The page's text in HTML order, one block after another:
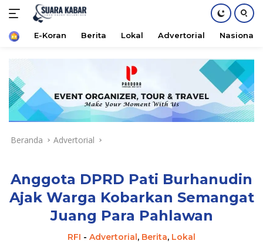
konten
HomeE-Koran Berita Lokal Advertorial Nasional
Beranda Advertorial
Anggota DPRD Pati Burhanudin
Ajak Warga Kobarkan Semangat
Juang Para Pahlawan
RFI - Advertorial, Berita, Lokal